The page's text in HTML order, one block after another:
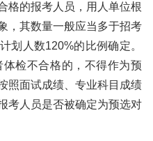
格的报考人员，用人单位根
，其数量一般应当多于招考
划人数120%的比例确定。
检不合格的，不得作为预
照面试成绩、专业科目成绩
考人员是否被确定为预选对